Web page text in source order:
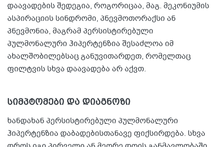
დაავადების შედეგია, როგორიცაა, მაგ. მეკონიუმის
ასპირაციის სინდრომი, პნევმოთორაქსი ან
პნევმონია, მაგრამ პერსისტირებული
პულმონალური ჰიპერტენზია შესაძლოა იმ
ახალშობილებსაც განუვითარდეთ, რომელთაც
ფილტვის სხვა დაავადება არ აქვთ.
სიმპტომები და დიაგნოზი
ხანდახან პერსისტირებული პულმონალური
ჰიპერტენზია დაბადებისთანავე ფიქსირდება. სხვა